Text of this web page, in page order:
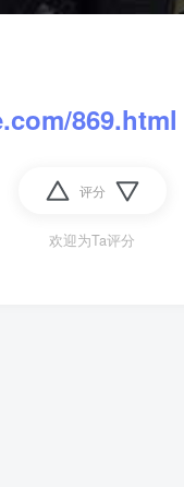
869.html
评分
欢迎为Ta评分